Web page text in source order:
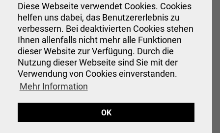
Diese Webseite verwendet Cookies. Cookies
helfen uns dabei, das Benutzererlebnis zu
verbessern. Bei deaktivierten Cookies stehen
Ihnen allenfalls nicht mehr alle Funktionen
dieser Website zur Verfügung. Durch die
Nutzung dieser Webseite sind Sie mit der
Verwendung von Cookies einverstanden.
Mehr Information
OK
Anzeigenannahme
Verwaltung
Veranstaltungen
Hinweise für Autor:innen